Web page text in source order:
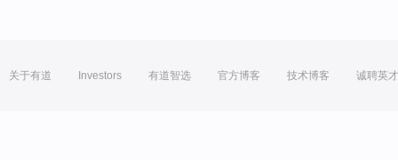
关于有道 Investors 有道智选 官方博客 技术博客 诚聘英才